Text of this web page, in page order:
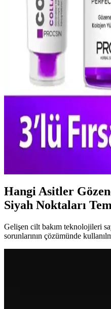
Doğal içerikli yüz maskeleri, cildi
Bitkisel özler ve minerallerle
ve parlak bir cilt için ideal doğal
Salisilik Asit ile
Cilt İçin Kullanım
Salisilik asidin gözenekleri
yöntemleriyle sağlıklı,
ve kirleri kontrol altına alarak
Procsin Gözenek
Sağlığını Destekleyin
Procsin'in gözenek
temizler, elastikiyeti artırır ve
Hangi Asitler
Siyah Noktaları
Gelişen cilt bakım teknolojileri
sorunlarının çözümünde